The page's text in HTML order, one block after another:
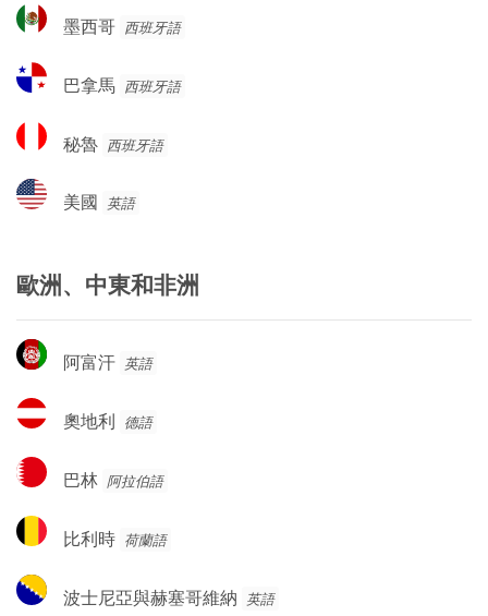
和
拉
墨
西
墨西哥 西班牙語
巴
拿
巴拿馬 西班牙語
秘
魯
秘魯 西班牙語
美
國
美國 英語
歐洲、中東和非洲
阿
富
阿富汗 英語
奧
地
奧地利 德語
巴
林
巴林 阿拉伯語
比
利
比利時 荷蘭語
波
士
波士尼亞與赫塞哥維納 英語